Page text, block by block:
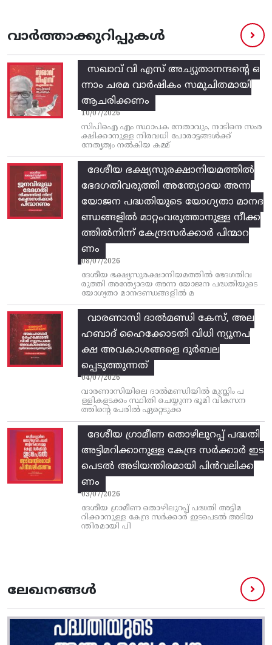
വാർത്താക്കുറിപ്പുകൾ
സഖാവ് വി എസ്‌ അച്യുതാനന്ദന്റെ ഒ
ന്നാം ചരമ വാര്‍ഷികം സമുചിതമായി
ആചരിക്കണം
10/07/2026
സിപിഐ എം സ്ഥാപക നേതാവും, നാടിനെ സംര
ക്ഷിക്കാനുള്ള നിരവധി പോരാട്ടങ്ങള്‍ക്ക്‌
നേതൃത്വം നല്‍കിയ കമ്മ്
ദേശീയ ഭക്ഷ്യസുരക്ഷാനിയമത്തിൽ
ഭേദഗതിവരുത്തി അന്ത്യോദയ അന്ന
യോജന പദ്ധതിയുടെ യോഗ്യതാ മാനദ
ണ്ഡങ്ങളിൽ മാറ്റംവരുത്താനുള്ള നീക്ക
ത്തിൽനിന്ന്‌ കേന്ദ്രസർക്കാർ പിന്മാറ
ണം
08/07/2026
ദേശീയ ഭക്ഷ്യസുരക്ഷാനിയമത്തിൽ ഭേദഗതിവ
രുത്തി അന്ത്യോദയ അന്ന യോജന പദ്ധതിയുടെ
യോഗ്യതാ മാനദണ്ഡങ്ങളിൽ മ
വാരണാസി ദാൽമണ്ഡി കേസ്, അല
ഹബാദ് ഹൈക്കോടതി വിധി ന്യൂനപ
ക്ഷ അവകാശങ്ങളെ ദുർബല
പ്പെടുത്തുന്നത്
04/07/2026
വാരണാസിയിലെ ദാൽമണ്ഡിയിൽ മുസ്ലിം പ
ള്ളികളടക്കം സ്ഥിതി ചെയ്യുന്ന ഭൂമി വികസന
ത്തിന്റെ പേരിൽ ഏറ്റെടുക്ക
ദേശീയ ഗ്രാമീണ തൊഴിലുറപ്പ്‌ പദ്ധതി
അട്ടിമറിക്കാനുള്ള കേന്ദ്ര സര്‍ക്കാര്‍ ഇട
പെടല്‍ അടിയന്തിരമായി പിന്‍വലിക്ക
ണം
03/07/2026
ദേശീയ ഗ്രാമീണ തൊഴിലുറപ്പ്‌ പദ്ധതി അട്ടിമ
റിക്കാനുള്ള കേന്ദ്ര സര്‍ക്കാര്‍ ഇടപെടല്‍ അടിയ
ന്തിരമായി പി
ലേഖനങ്ങൾ